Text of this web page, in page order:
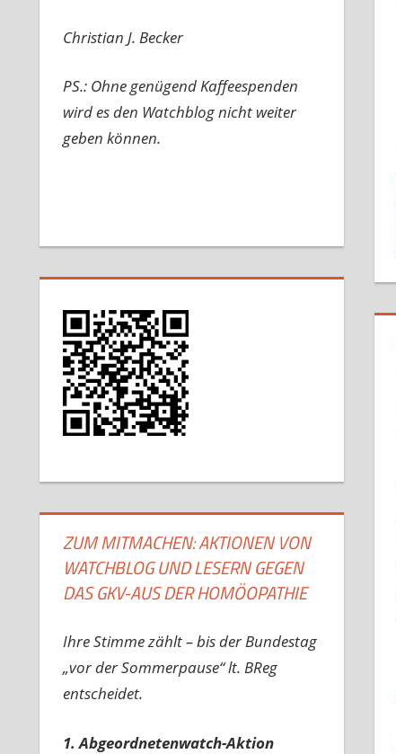
Christian J. Becker
PS.: Ohne genügend Kaffeespenden
wird es den Watchblog nicht weiter
geben können.
ZUM MITMACHEN: AKTIONEN VON
WATCHBLOG UND LESERN GEGEN
DAS GKV-AUS DER HOMÖOPATHIE
Ihre Stimme zählt – bis der Bundestag
„vor der Sommerpause“ lt. BReg
entscheidet.
1. Abgeordnetenwatch-Aktion